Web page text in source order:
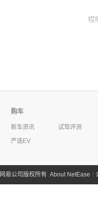
哎
购车
新车资讯
试驾评测
严选EV
易公司版权所有 About NetEase